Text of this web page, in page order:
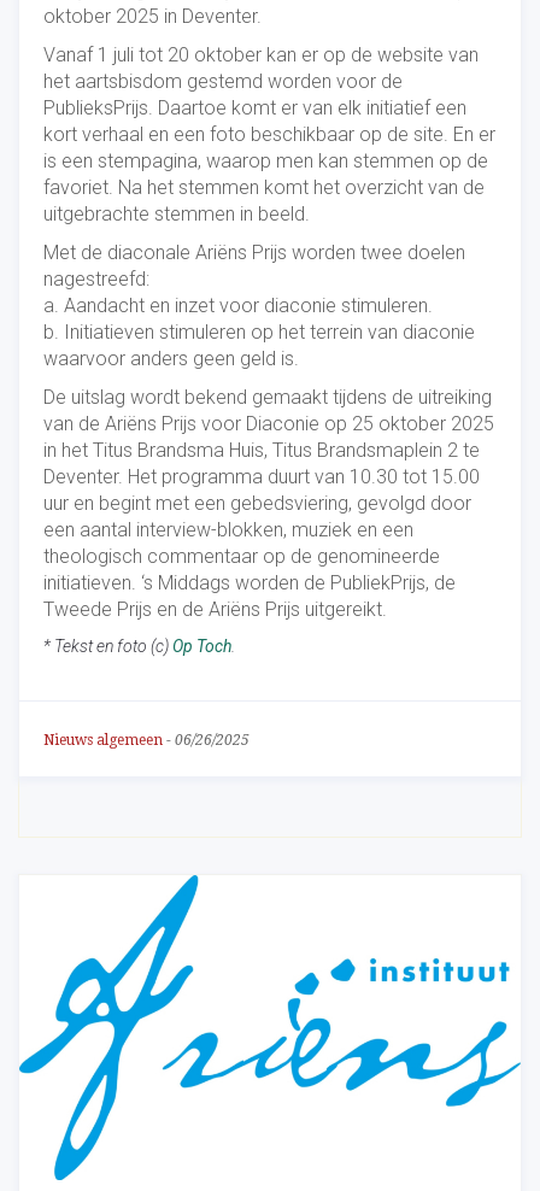
oktober 2025 in Deventer.
Vanaf 1 juli tot 20 oktober kan er op de website van
het aartsbisdom gestemd worden voor de
PublieksPrijs. Daartoe komt er van elk initiatief een
kort verhaal en een foto beschikbaar op de site. En er
is een stempagina, waarop men kan stemmen op de
favoriet. Na het stemmen komt het overzicht van de
uitgebrachte stemmen in beeld.
Met de diaconale Ariëns Prijs worden twee doelen
nagestreefd:
a. Aandacht en inzet voor diaconie stimuleren.
b. Initiatieven stimuleren op het terrein van diaconie
waarvoor anders geen geld is.
De uitslag wordt bekend gemaakt tijdens de uitreiking
van de Ariëns Prijs voor Diaconie op 25 oktober 2025
in het Titus Brandsma Huis, Titus Brandsmaplein 2 te
Deventer. Het programma duurt van 10.30 tot 15.00
uur en begint met een gebedsviering, gevolgd door
een aantal interview-blokken, muziek en een
theologisch commentaar op de genomineerde
initiatieven. ‘s Middags worden de PubliekPrijs, de
Tweede Prijs en de Ariëns Prijs uitgereikt.
* Tekst en foto (c)Op Toch.
Nieuws algemeen - 06/26/2025